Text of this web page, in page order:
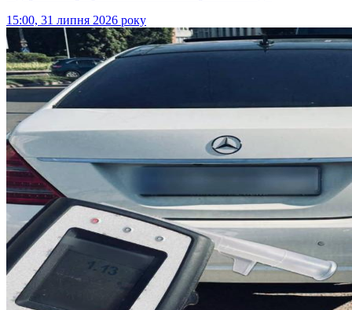
15:00, 31 липня 2026 року